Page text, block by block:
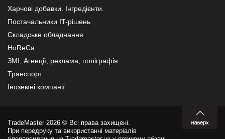
Харчові добавки. Інгредієнти.
Постачальники IT-рішень
Складське обладнання
HoReCa
ЗМІ, Агенції, реклама, поліграфія
Транспорт
Іноземні компанії
TradeMaster 2026 © Всі права захищені.
При передруку та використанні матеріалів